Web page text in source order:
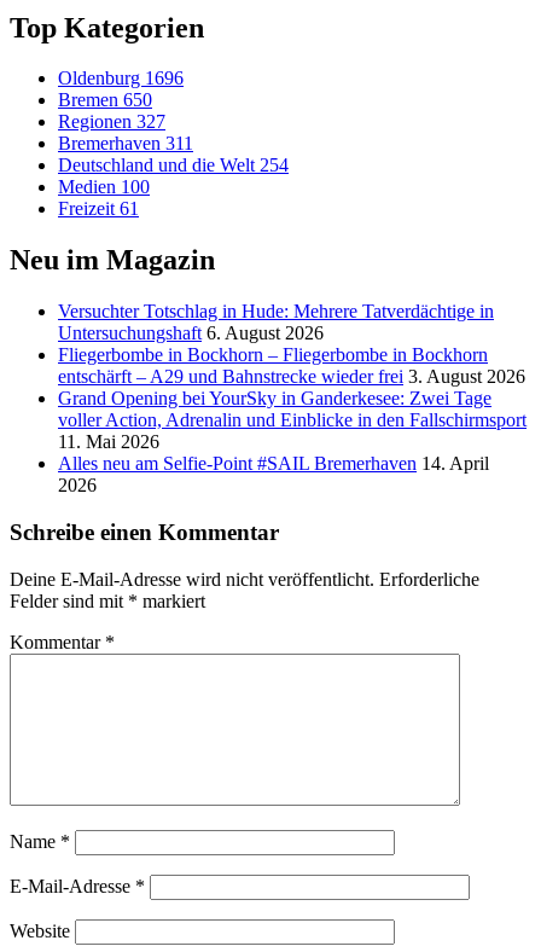
Top Kategorien
Oldenburg 1696
Bremen 650
Regionen 327
Bremerhaven 311
Deutschland und die Welt254
Medien 100
Freizeit61
Neu im Magazin
Versucht­er Totschlag in Hude: Mehrere Tatverdächtige in
Untersuchungshaft 6. August 2026
Fliegerbombe in Bockhorn – Fliegerbombe in Bockhorn
entschärft – A29 und Bahnstrecke wieder frei 3. August 2026
Grand Opening bei YourSky in Ganderkesee: Zwei Tage
voller Action, Adrenalin und Einblicke in den Fallschirmsport
11. Mai 2026
Alles neu am Selfie-Point #SAIL Bremerhaven 14. April
2026
Schreibe einen Kommentar
Deine E-Mail-Adresse wird nicht veröffentlicht. Erforderliche
Felder sind mit * markiert
Kommentar *
Name *
E-Mail-Adresse *
Website